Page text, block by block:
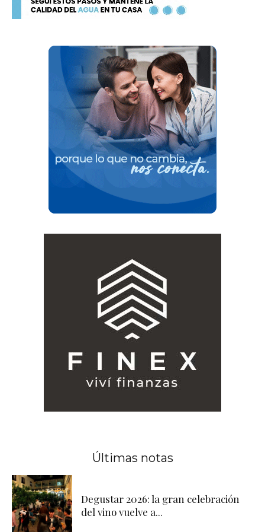
Últimas notas
Degustar 2026: la gran celebración
del vino vuelve a...